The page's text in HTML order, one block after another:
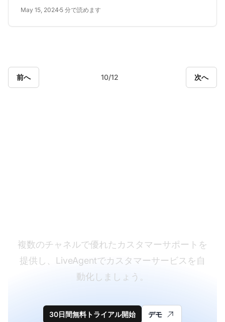
す。
May 15, 2024 5 分で読めます
前へ 10/12 次へ
複数のチャネルで優れたカスタマーサポートを
提供し、LiveAgentでカスタマーサービスを自
動化しましょう。
30日間無料トライアル開始 デモ